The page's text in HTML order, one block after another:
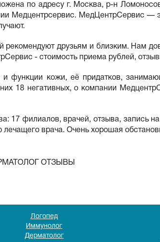
по адресу г. Москва, р-н
Медцентрсервис. МедЦентрСервис —
друзьям и близким. Нам
- стоимость приема рублей,
функции кожи, её придатков,
18 негативных, о компании
17 филиалов, врачей, отзыва, запись
врача. Очень хорошая
ОТЗЫВЫ
Логопед
Иммунолог
Дерматолог